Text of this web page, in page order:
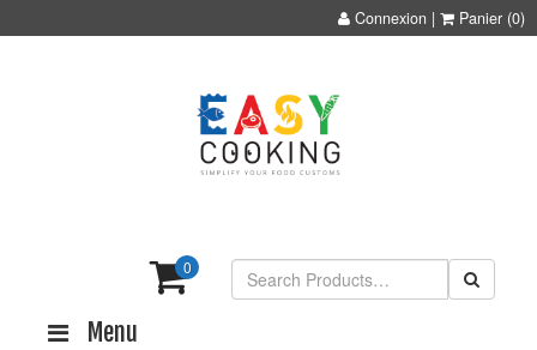
Connexion | Panier (0)
0
Menu